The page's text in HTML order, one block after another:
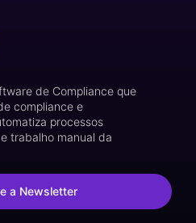
de Compliance que
compliance e
processos
trabalho manual da
a Newsletter